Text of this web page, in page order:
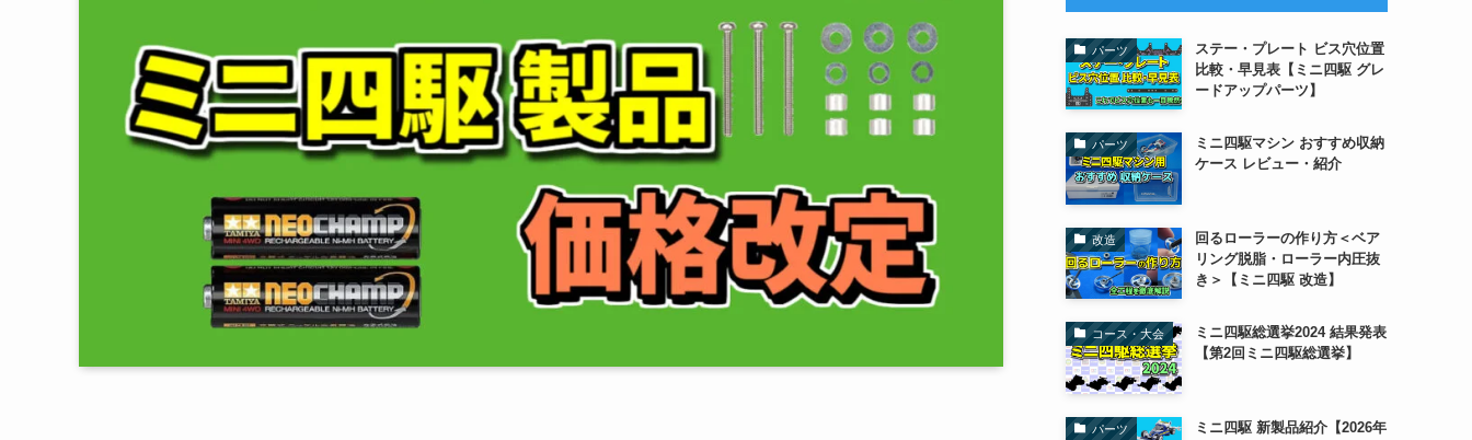
パーツ
ステー・プレート ビス穴位置
比較・早見表【ミニ四駆 グレ
ードアップパーツ】
パーツ
ミニ四駆マシン おすすめ収納
ケース レビュー・紹介
改造
回るローラーの作り方＜ベア
リング脱脂・ローラー内圧抜
き＞【ミニ四駆 改造】
コース・大会
ミニ四駆総選挙2024 結果発表
【第2回ミニ四駆総選挙】
パーツ
ミニ四駆 新製品紹介【2026年